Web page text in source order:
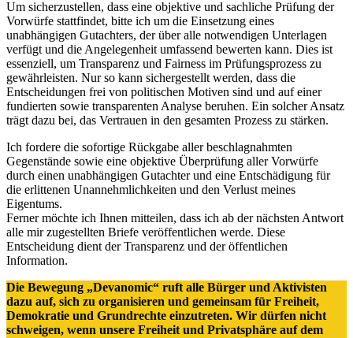
Um sicherzustellen, dass eine objektive und sachliche Prüfung der
Vorwürfe stattfindet, bitte ich um die Einsetzung eines
unabhängigen Gutachters, der über alle notwendigen Unterlagen
verfügt und die Angelegenheit umfassend bewerten kann. Dies ist
essenziell, um Transparenz und Fairness im Prüfungsprozess zu
gewährleisten. Nur so kann sichergestellt werden, dass die
Entscheidungen frei von politischen Motiven sind und auf einer
fundierten sowie transparenten Analyse beruhen. Ein solcher Ansatz
trägt dazu bei, das Vertrauen in den gesamten Prozess zu stärken.
Ich fordere die sofortige Rückgabe aller beschlagnahmten
Gegenstände sowie eine objektive Überprüfung aller Vorwürfe
durch einen unabhängigen Gutachter und eine Entschädigung für
die erlittenen Unannehmlichkeiten und den Verlust meines
Eigentums.
Ferner möchte ich Ihnen mitteilen, dass ich ab der nächsten Antwort
alle mir zugestellten Briefe veröffentlichen werde. Diese
Entscheidung dient der Transparenz und der öffentlichen
Information.
Die Bewegung „Devanomic“ ruft alle Bürger und Aktivisten
dazu auf, sich zu organisieren und gemeinsam für Freiheit,
Demokratie und Grundrechte einzutreten. Wir dürfen nicht
schweigen, wenn unsere Freiheit und Privatsphäre auf dem